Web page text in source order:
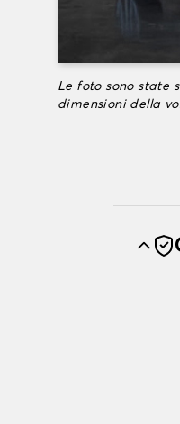
Le foto sono state
dimensioni della